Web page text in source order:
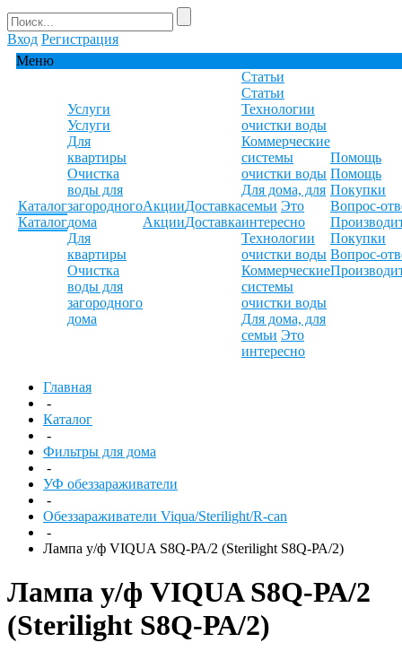
Вход Регистрация
Меню
Каталог
Каталог
Услуги
Услуги
Для
квартиры
Очистка
воды для
загородного
дома
Для
квартиры
Очистка
воды для
загородного
дома
Акции
Акции
Доставка
Доставка
Статьи
Статьи
Технологии
очистки воды
Коммерческие
системы
очистки воды
Для дома, для
семьи Это
интересно
Технологии
очистки воды
Коммерческие
системы
очистки воды
Для дома, для
семьи Это
интересно
Помощь
Помощь
Покупки
Вопрос-
Покупки
Вопрос-
Главная
-
Каталог
-
Фильтры для дома
-
УФ обеззараживатели
-
Обеззараживатели Viqua/Sterilight/R-can
-
Лампа у/ф VIQUA S8Q-РА/2 (Sterilight S8Q-РА/2)
Лампа у/ф VIQUA S8Q-РА/2
(Sterilight S8Q-РА/2)